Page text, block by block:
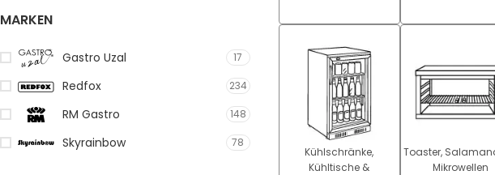
MARKEN
Gastro Uzal 17
Redfox 234
RM Gastro 148
Skyrainbow 78
Kühlschränke,
Kühltische &
Toaster,
Mikrowellen